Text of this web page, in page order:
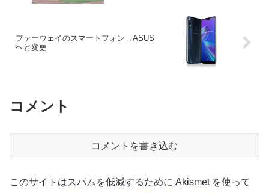
ファーウェイのスマートフォン→ASUS
へと変更
コメント
コメントを書き込む
このサイトはスパムを低減するために Akismet を使って